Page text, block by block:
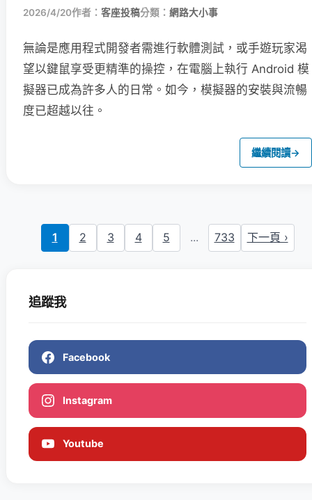
2026/4/20作者： 客座投稿分類： 網路大小事
無論是應用程式開發者需進行軟體測試，或手遊玩家渴
望以鍵鼠享受更精準的操控，在電腦上執行 Android 模
擬器已成為許多人的日常。如今，模擬器的安裝與流暢
度已超越以往。
繼續閱讀→
1 2 3 4 5 ... 733 下一頁 ›
追蹤我
Facebook
Instagram
Youtube